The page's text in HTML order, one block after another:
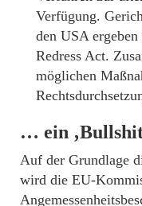
Verfügung.
den USA
Redress Act.
möglichen
… ein
Auf der Grundlage
wird die EU-